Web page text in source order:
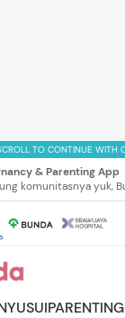
TO CONTINUE WITH
& Parenting App
komunitasnya yuk,
PARENTING